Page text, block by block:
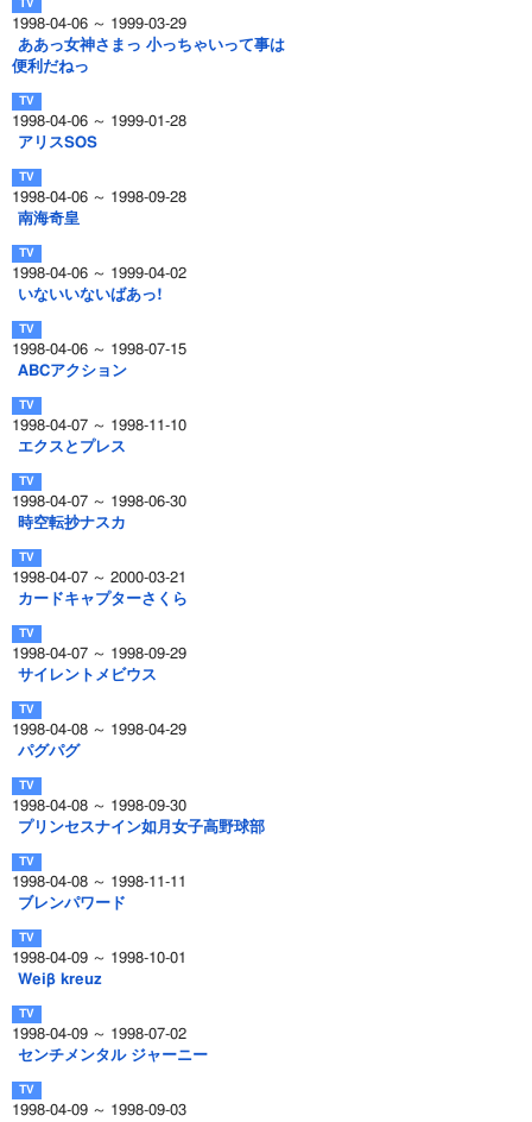
1998-04-06 ～ 1999-03-29
ああっ女神さまっ 小っちゃいって事は
便利だねっ
1998-04-06 ～ 1999-01-28
アリスSOS
1998-04-06 ～ 1998-09-28
南海奇皇
1998-04-06 ～ 1999-04-02
いないいないばあっ!
1998-04-06 ～ 1998-07-15
ABCアクション
1998-04-07 ～ 1998-11-10
エクスとプレス
1998-04-07 ～ 1998-06-30
時空転抄ナスカ
1998-04-07 ～ 2000-03-21
カードキャプターさくら
1998-04-07 ～ 1998-09-29
サイレントメビウス
1998-04-08 ～ 1998-04-29
パグパグ
1998-04-08 ～ 1998-09-30
プリンセスナイン如月女子高野球部
1998-04-08 ～ 1998-11-11
ブレンパワード
1998-04-09 ～ 1998-10-01
Weiβ kreuz
1998-04-09 ～ 1998-07-02
センチメンタル ジャーニー
1998-04-09 ～ 1998-09-03